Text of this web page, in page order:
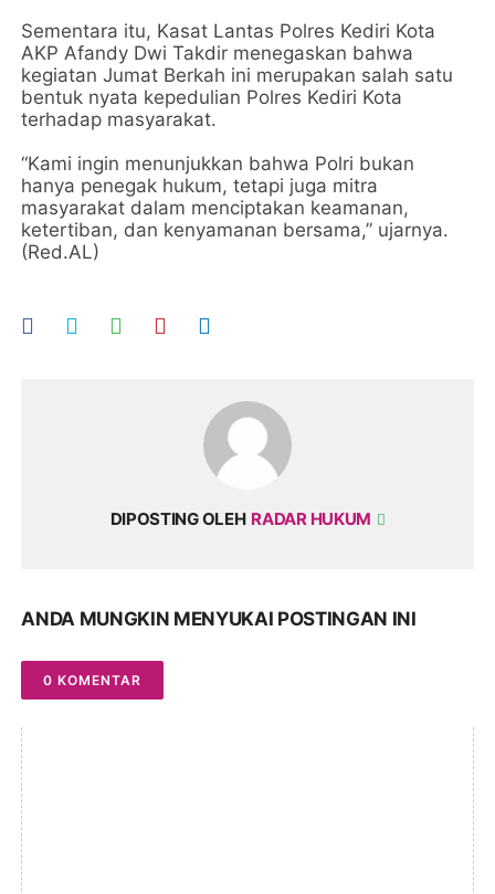
Sementara itu, Kasat Lantas Polres Kediri Kota
AKP Afandy Dwi Takdir menegaskan bahwa
kegiatan Jumat Berkah ini merupakan salah satu
bentuk nyata kepedulian Polres Kediri Kota
terhadap masyarakat.
“Kami ingin menunjukkan bahwa Polri bukan
hanya penegak hukum, tetapi juga mitra
masyarakat dalam menciptakan keamanan,
ketertiban, dan kenyamanan bersama,” ujarnya.
(Red.AL)
DIPOSTING OLEH RADAR HUKUM
ANDA MUNGKIN MENYUKAI POSTINGAN INI
0 KOMENTAR